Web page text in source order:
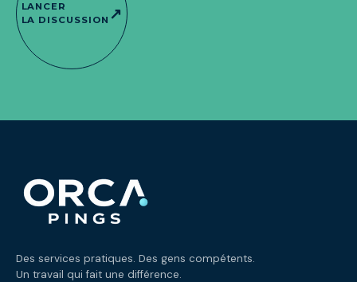
LANCER
LA DISCUSSION ↗
Des services pratiques. Des gens compétents.
Un travail qui fait une différence.